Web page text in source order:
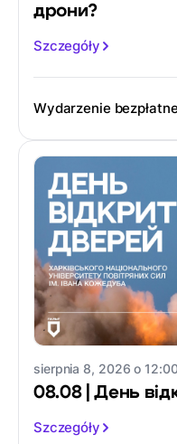
дрони?
Szczegóły
Wydarzenie bezpłatne
sierpnia 8, 2026 o
08.08 | День
Szczegóły